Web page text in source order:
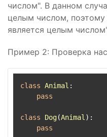
числом". В данном
целым числом, поэтому
является целым
Пример 2: Проверка
class Animal :
pass
class Dog(Animal ):
pass